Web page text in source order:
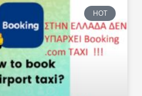
HOT